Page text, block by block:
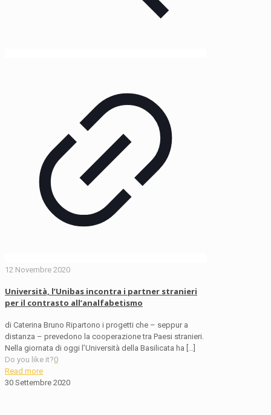
12 Novembre 2020
Università, l’Unibas incontra i partner stranieri
per il contrasto all’analfabetismo
di Caterina Bruno Ripartono i progetti che – seppur a
distanza – prevedono la cooperazione tra Paesi stranieri.
Nella giornata di oggi l’Università della Basilicata ha […]
Do you like it?0
Read more
30 Settembre 2020